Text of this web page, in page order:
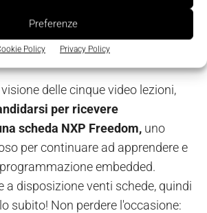
Preferenze
Policy Privacy Policy
alla prova con la
embedded
delle cinque video lezioni,
per ricevere
scheda NXP Freedom, uno
per continuare ad apprendere e
embedded.
a disposizione venti schede, quindi
subito! Non perdere l'occasione: